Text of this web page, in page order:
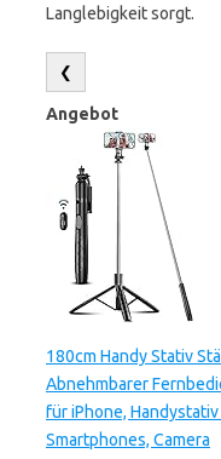
Langlebigkeit sorgt.
❮
Angebot
180cm Handy Stativ
Abnehmbarer
für iPhone,
Smartphones, Camera